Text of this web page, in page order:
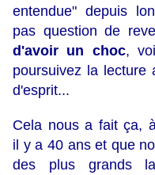
entendue" depuis
pas question de
d'avoir un choc,
poursuivez la lecture
d'esprit...
Cela nous a fait ça,
il y a 40 ans et que
des plus grands